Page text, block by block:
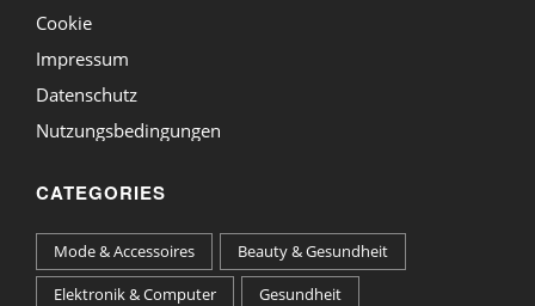
Cookie
Impressum
Datenschutz
Nutzungsbedingungen
CATEGORIES
Mode & Accessoires
Beauty & Gesundheit
Elektronik & Computer
Gesundheit